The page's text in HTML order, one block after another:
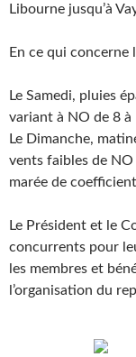
Libourne jusqu’à
En ce qui concerne
Le Samedi, pluies
variant à NO de 8 à
Le Dimanche,
vents faibles de
marée de
Le Président et le
concurrents pour
les membres et
l’organisation du